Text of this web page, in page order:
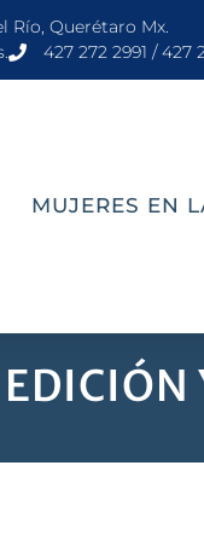
Río, Querétaro Mx.
427 272 2991 / 427
MUJERES EN